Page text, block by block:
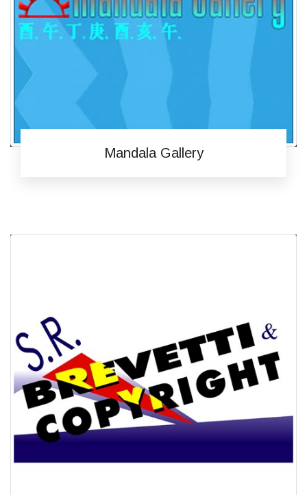
Mandala Gallery